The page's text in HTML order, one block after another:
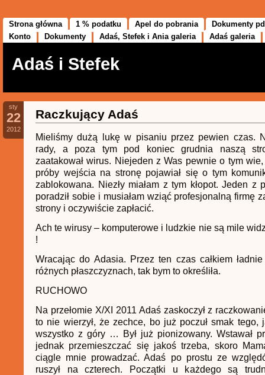
Strona główna 1 % podatku Apel do pobrania
Dokumenty
Konto
Dokumenty Adaś, Stefek i Ania galeria Adaś galeria
Adaś i Stefek
sty
22
2012
Raczkujący Adaś
Mieliśmy dużą lukę w pisaniu przez pewien czas.
rady, a poza tym pod koniec grudnia naszą
zaatakował wirus. Niejeden z Was pewnie o tym
próby wejścia na stronę pojawiał się o tym
zablokowana. Niezły miałam z tym kłopot. Jeden z
poradził sobie i musiałam wziąć profesjonalną firmę
strony i oczywiście zapłacić.
Ach te wirusy – komputerowe i ludzkie nie są mile
!
Wracając do Adasia. Przez ten czas całkiem
różnych płaszczyznach, tak bym to określiła.
RUCHOWO
Na przełomie X/XI 2011 Adaś zaskoczył z
to nie wierzył, że zechce, bo już poczuł smak tego,
wszystko z góry … Był już pionizowany. Wstawał
jednak przemieszczać się jakoś trzeba, skoro
ciągle mnie prowadzać. Adaś po prostu ze
ruszył na czterech. Początki u każdego są